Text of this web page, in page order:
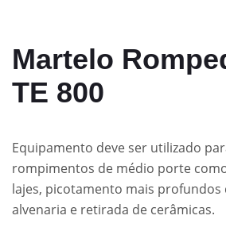
Martelo
TE 800
Equipamento deve ser utilizado
rompimentos de médio porte
lajes, picotamento mais profundos
alvenaria e retirada de cerâmicas.